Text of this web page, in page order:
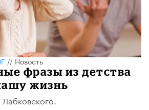
//Новость
фразы из детства
жизнь